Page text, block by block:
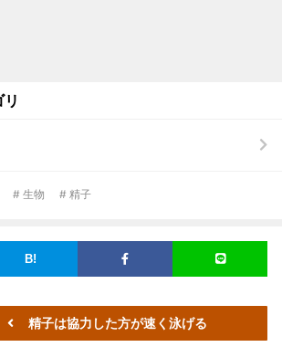
# 生物 # 精子
精子は協力した方が速く泳げる